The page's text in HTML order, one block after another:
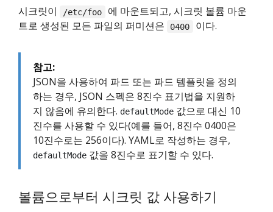
시크릿이 /etc/foo
에 마운트되고, 시크릿 볼륨 마운
트로 생성된 모든 파일의 퍼미션은
0400 이다.
참고:
JSON을 사용하여 파드 또는 파드 템플릿을 정의
하는 경우, JSON 스펙은 8진수 표기법을 지원하
지 않음에 유의한다. defaultMode 값으로 대신 10
진수를 사용할 수 있다(예를 들어, 8진수 0400은
10진수로는 256이다). YAML로 작성하는 경우,
defaultMode 값을 8진수로 표기할 수 있다.
볼륨으로부터 시크릿 값 사용하기